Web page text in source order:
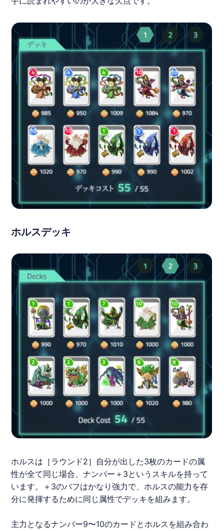
ホルスデッキ
ホルスは［ラウンド2］自分が出した3枚のカードの属
性が全て同じ場合、ナンバー＋3というスキルを持って
います。＋3のバフはかなり強力で、ホルスの能力を存
分に発揮するために同じ属性でデッキを組みます。
主力となるナンバー9〜10のカードとホルスを組み合わ